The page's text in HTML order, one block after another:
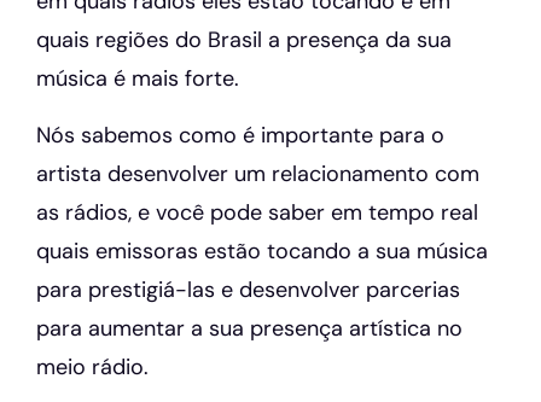
quais regiões do Brasil a presença da sua
música é mais forte.
Nós sabemos como é importante para o
artista desenvolver um relacionamento com
as rádios, e você pode saber em tempo real
quais emissoras estão tocando a sua música
para prestigiá-las e desenvolver parcerias
para aumentar a sua presença artística no
meio rádio.